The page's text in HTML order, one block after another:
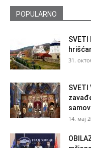
POPULARNO
SVETI
31.
SVETI
14. мај